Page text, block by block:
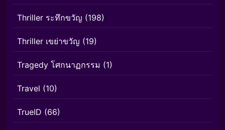
Thriller ระทึกขวัญ (198)
Thriller เขย่าขวัญ (19)
Tragedy โศกนาฏกรรม (1)
Travel (10)
TrueID (66)